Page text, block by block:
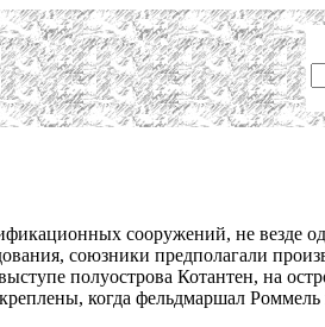
сооружений, не везде
союзники предполагали
полуострова Котантен, на
когда фельдмаршал